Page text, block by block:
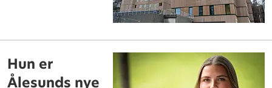
Hun er
Ålesunds nye